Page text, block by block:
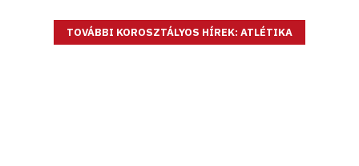
TOVÁBBI KOROSZTÁLYOS HÍREK: ATLÉTIKA